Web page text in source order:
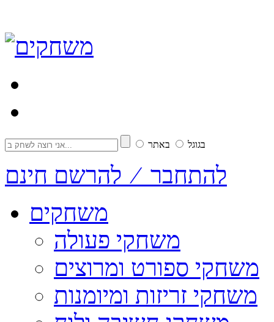
בגוגל באתר
להתחבר ⁄ להרשם חינם
משחקים
משחקי פעולה
משחקי ספורט ומרוצים
משחקי זריזות ומיומנות